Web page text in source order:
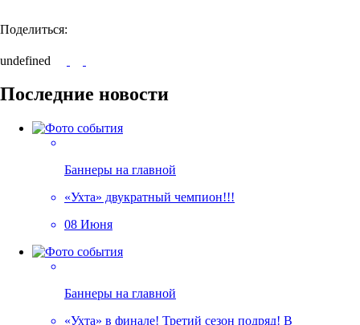
Поделиться:
undefined
Последние новости
Баннеры на главной
«Ухта» двукратный чемпион!!!
08 Июня
Баннеры на главной
«Ухта» в финале! Третий сезон подряд! В